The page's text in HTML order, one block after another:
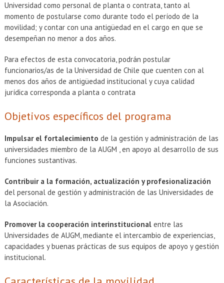
Universidad como personal de planta o contrata, tanto al
momento de postularse como durante todo el período de la
movilidad; y contar con una antigüedad en el cargo en que se
desempeñan no menor a dos años.
Para efectos de esta convocatoria, podrán postular
funcionarios/as de la Universidad de Chile que cuenten con al
menos dos años de antigüedad institucional y cuya calidad
jurídica corresponda a planta o contrata
Objetivos específicos del programa
Impulsar el fortalecimiento de la gestión y administración de las
universidades miembro de la AUGM , en apoyo al desarrollo de sus
funciones sustantivas.
Contribuir a la formación, actualización y profesionalización
del personal de gestión y administración de las Universidades de
la Asociación.
Promover la cooperación interinstitucional entre las
Universidades de AUGM, mediante el intercambio de experiencias,
capacidades y buenas prácticas de sus equipos de apoyo y gestión
institucional.